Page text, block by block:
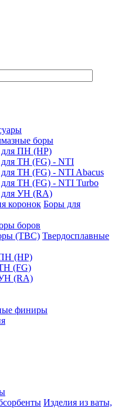
боры
для ПН (HP)
ТН (FG) - NTI
ТН (FG) - NTI Abacus
ТН (FG) - NTI Turbo
для УН (RA)
Боры для
боров
Твердосплавные
(HP)
(FG)
(RA)
финиры
Изделия из ваты,